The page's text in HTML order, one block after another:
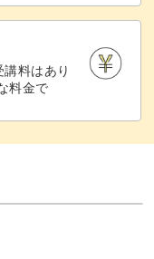
料はあり
料金で